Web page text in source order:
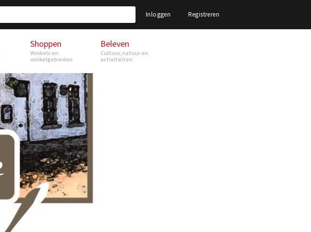
Inloggen Registreren
Shoppen
Winkels en
winkelgebieden
Beleven
Cultuur, natuur en
activiteiten